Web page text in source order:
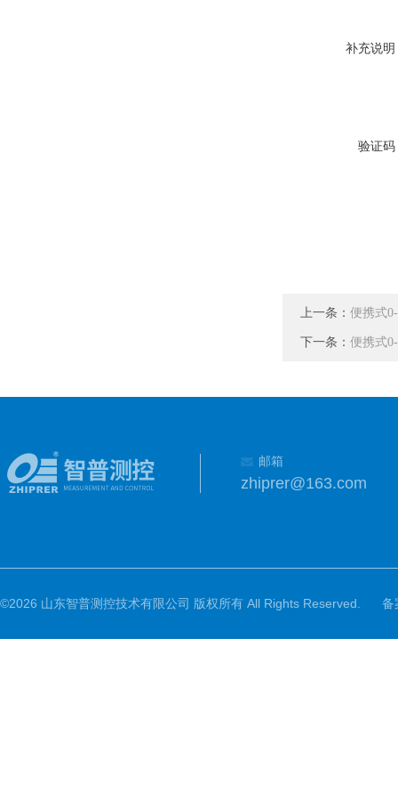
补充说明
验证码
上一条： 便携式
下一条： 便携式
邮箱
zhiprer@163.com
©2026 山东智普测控技术有限公司 版权所有 All Rights Reserved. 备